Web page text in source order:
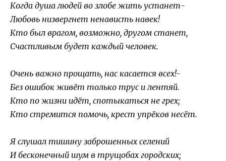
Когда душа людей во злобе жить устанет-
Любовь низвергнет ненависть навек!
Кто был врагом, возможно, другом станет,
Счастливым будет каждый человек.
Очень важно прощать, нас касается всех!-
Без ошибок живёт только трус и лентяй.
Кто по жизни идёт, спотыкаться не грех;
Кто стремится помочь, крест упрёков несёт.
Я слушал тишину заброшенных селений
И бесконечный шум в трущобах городских;